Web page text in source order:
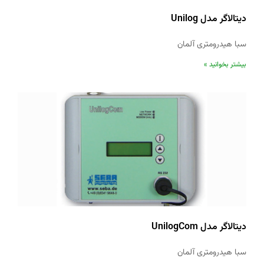
دیتالاگر مدل Unilog
سبا هیدرومتری آلمان
بیشتر بخوانید »
دیتالاگر مدل UnilogCom
سبا هیدرومتری آلمان